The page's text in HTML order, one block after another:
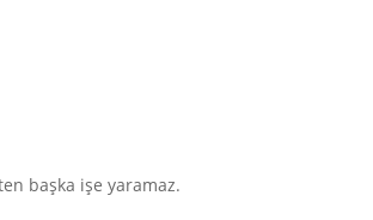
başka işe yaramaz.